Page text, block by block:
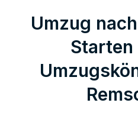
Umzug
Starten